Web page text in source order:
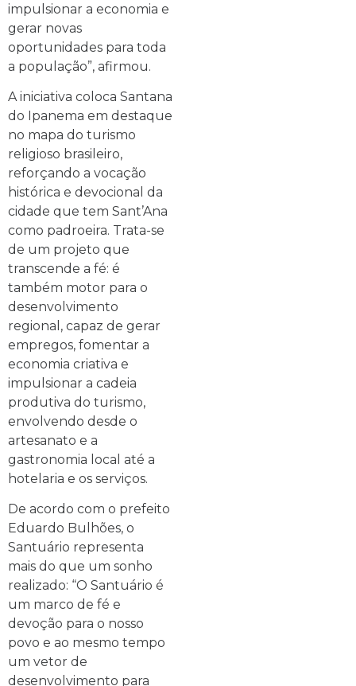
impulsionar a economia e
gerar novas
oportunidades para toda
a população”, afirmou.
A iniciativa coloca Santana
do Ipanema em destaque
no mapa do turismo
religioso brasileiro,
reforçando a vocação
histórica e devocional da
cidade que tem Sant’Ana
como padroeira. Trata-se
de um projeto que
transcende a fé: é
também motor para o
desenvolvimento
regional, capaz de gerar
empregos, fomentar a
economia criativa e
impulsionar a cadeia
produtiva do turismo,
envolvendo desde o
artesanato e a
gastronomia local até a
hotelaria e os serviços.
De acordo com o prefeito
Eduardo Bulhões, o
Santuário representa
mais do que um sonho
realizado: “O Santuário é
um marco de fé e
devoção para o nosso
povo e ao mesmo tempo
um vetor de
desenvolvimento para